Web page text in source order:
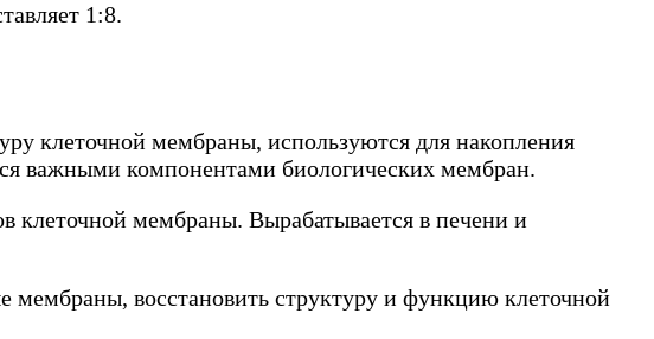
1:8.
клеточной мембраны, используются для накопления
важными компонентами биологических мембран.
клеточной мембраны. Вырабатывается в печени и
восстановить структуру и функцию клеточной